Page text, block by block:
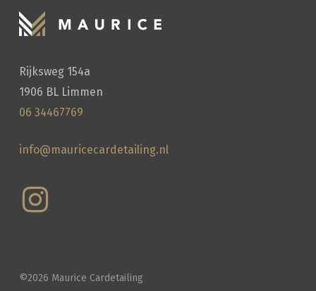
Rijksweg 154a
1906 BL Limmen
06 34467769
info@mauricecardetailing.nl
©2026 Maurice Cardetailing